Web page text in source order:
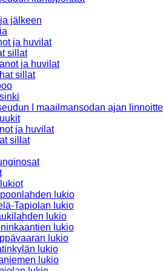
jälkeen
ja huvilat
sillat
ja huvilat
sillat
I maailmansodan ajan
ja huvilat
sillat
lukio
Tapiolan lukio
lukio
lukio
lukio
lukio
lukio